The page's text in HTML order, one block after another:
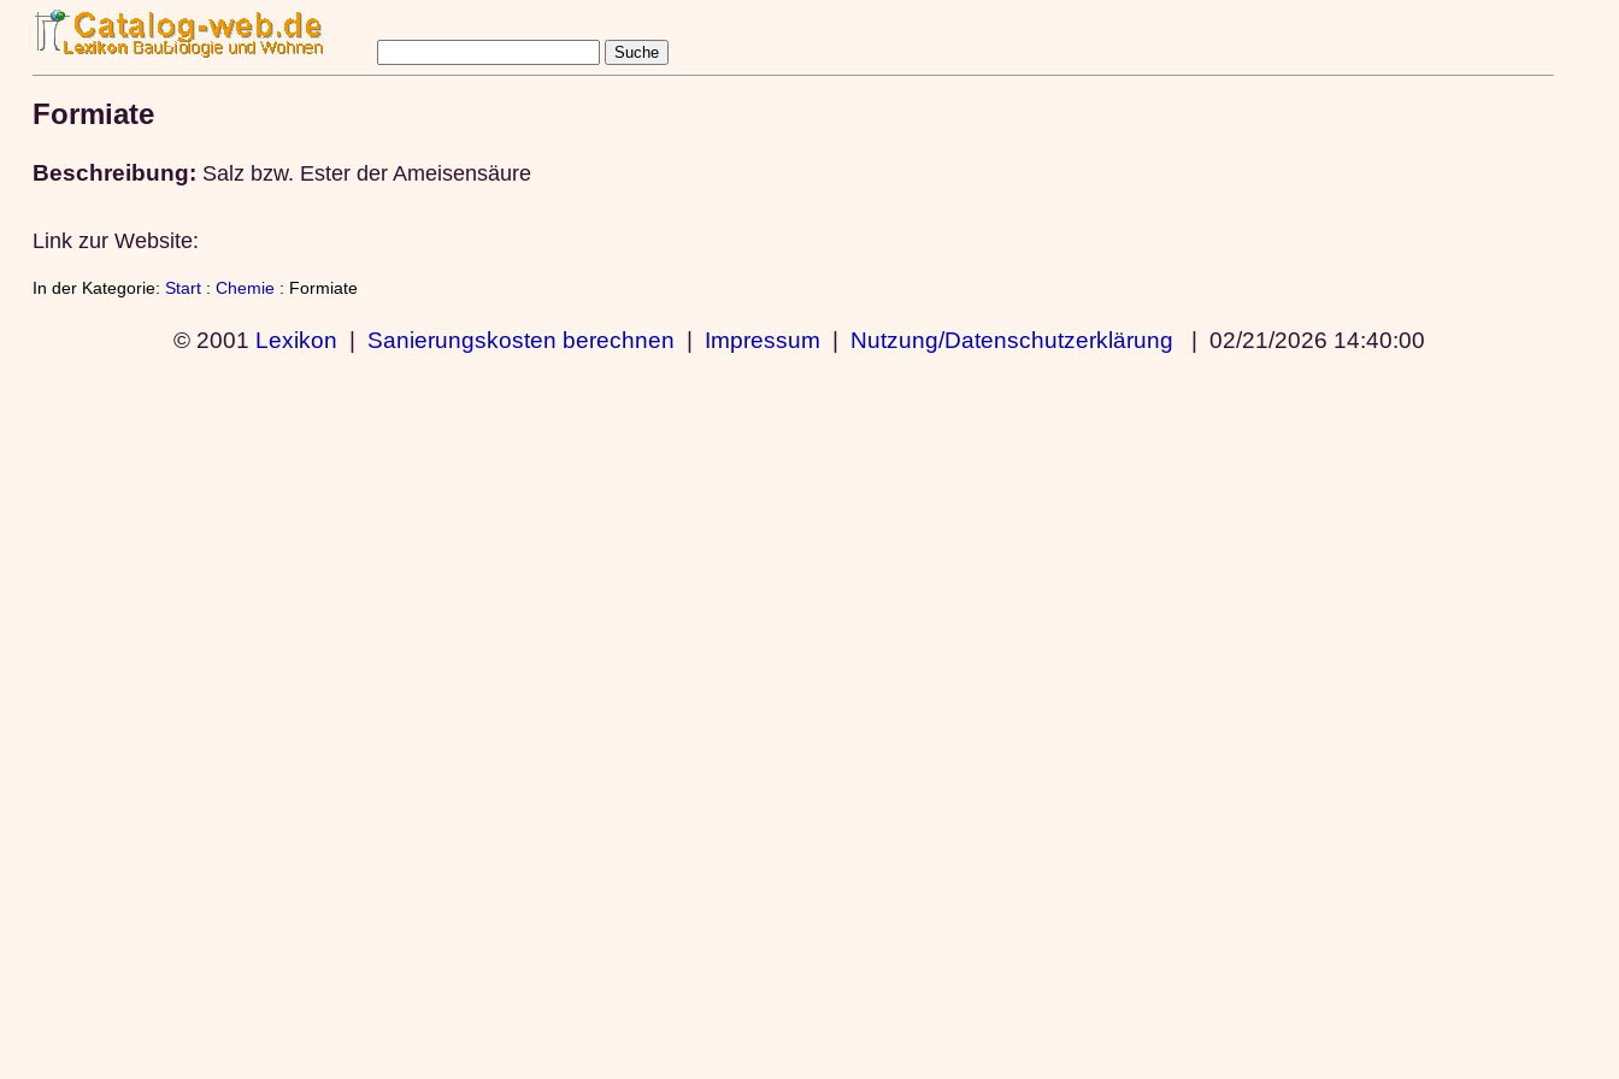
Formiate
Beschreibung: Salz bzw. Ester der Ameisensäure
Link zur Website:
In der Kategorie: Start: Chemie: Formiate
© 2001 Lexikon | Sanierungskosten berechnen | Impressum | Nutzung/Datenschutzerklärung |02/21/2026 14:40:00